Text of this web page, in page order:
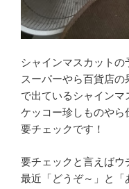
シャインマスカットの
スーパーやら百貨店
で出ているシャイン
ケッコー珍しものやら
要チェックです！
要チェックと言えばウ
最近「どうぞ～」と「